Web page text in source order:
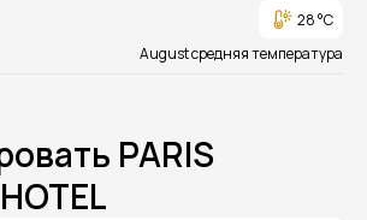
28 °C
August средняя температура
PARIS